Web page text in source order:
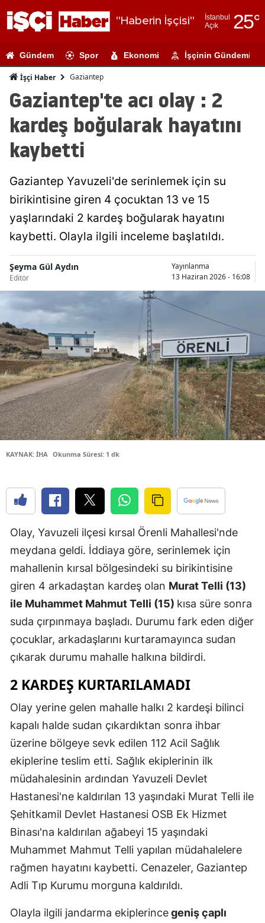
"Haberin İşçisi"
İstanbul
Açık
25°
Adıyaman
Ağrı
Amasya
Antalya
Aydın
Balıkesir
Bilecik
Bitlis
Bolu
Burdur
Bursa
Çanakkale
Denizli
Edirne
Elazığ
Erzincan
Erzurum
Eskişehir
Hakkari
Isparta
Mersin
İzmir
Kastamonu
Gündem Spor Ekonomi İşçinin Gündemi
İşçi Haber Gaziantep
Gaziantep'te acı olay : 2
kardeş boğularak hayatını
kaybetti
Gaziantep Yavuzeli'de serinlemek için su
birikintisine giren 4 çocuktan 13 ve 15
yaşlarındaki 2 kardeş boğularak hayatını
kaybetti. Olayla ilgili inceleme başlatıldı.
Şeyma Gül Aydın
Editör
Yayınlanma
13 Haziran 2026 - 16:08
KAYNAK: İHA Okunma Süresi: 1 dk
Olay, Yavuzeli ilçesi kırsal Örenli Mahallesi'nde
meydana geldi. İddiaya göre, serinlemek için
mahallenin kırsal bölgesindeki su birikintisine
giren 4 arkadaştan kardeş olan Murat Telli (13)
ile Muhammet Mahmut Telli (15) kısa süre sonra
suda çırpınmaya başladı. Durumu fark eden diğer
çocuklar, arkadaşlarını kurtaramayınca sudan
çıkarak durumu mahalle halkına bildirdi.
2 KARDEŞ KURTARILAMADI
Olay yerine gelen mahalle halkı 2 kardeşi bilinci
kapalı halde sudan çıkardıktan sonra ihbar
üzerine bölgeye sevk edilen 112 Acil Sağlık
ekiplerine teslim etti. Sağlık ekiplerinin ilk
müdahalesinin ardından Yavuzeli Devlet
Hastanesi'ne kaldırılan 13 yaşındaki Murat Telli ile
Şehitkamil Devlet Hastanesi OSB Ek Hizmet
Binası'na kaldırılan ağabeyi 15 yaşındaki
Muhammet Mahmut Telli yapılan müdahalelere
rağmen hayatını kaybetti. Cenazeler, Gaziantep
Adli Tıp Kurumu morguna kaldırıldı.
Olayla ilgili jandarma ekiplerincegeniş çaplı